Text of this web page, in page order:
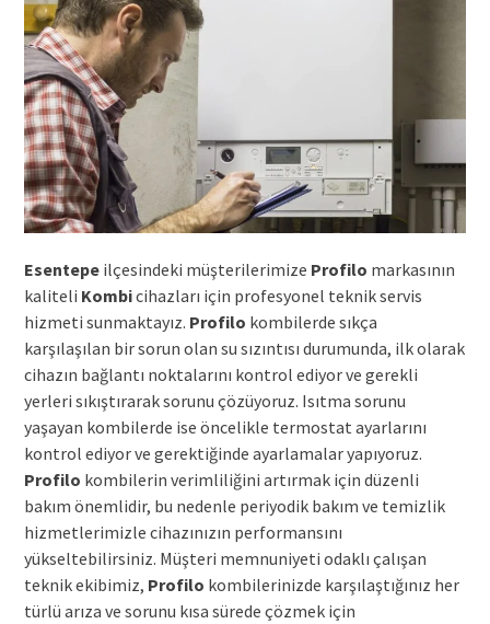
Esentepeilçesindeki müşterilerimize Profilo markasının
kaliteli Kombicihazları için profesyonel teknik servis
hizmeti sunmaktayız. Profilo kombilerde sıkça
karşılaşılan bir sorun olan su sızıntısı durumunda, ilk olarak
cihazın bağlantı noktalarını kontrol ediyor ve gerekli
yerleri sıkıştırarak sorunu çözüyoruz. Isıtma sorunu
yaşayan kombilerde ise öncelikle termostat ayarlarını
kontrol ediyor ve gerektiğinde ayarlamalar yapıyoruz.
Profilo kombilerin verimliliğini artırmak için düzenli
bakım önemlidir, bu nedenle periyodik bakım ve temizlik
hizmetlerimizle cihazınızın performansını
yükseltebilirsiniz. Müşteri memnuniyeti odaklı çalışan
teknik ekibimiz, Profilo kombilerinizde karşılaştığınız her
türlü arıza ve sorunu kısa sürede çözmek için